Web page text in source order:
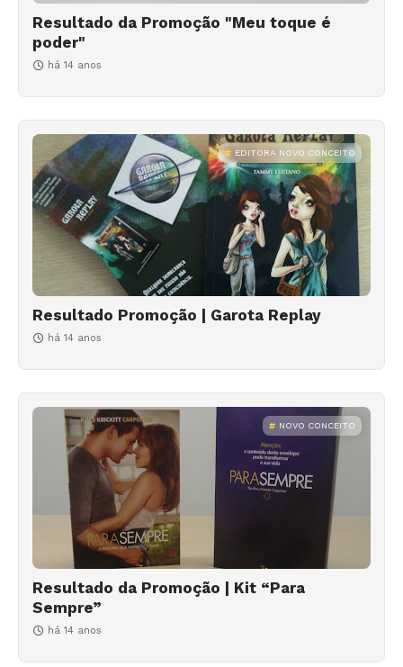
Resultado da Promoção "Meu toque é
poder"
há 14 anos
EDITORA NOVO CONCEITO
Resultado Promoção | Garota Replay
há 14 anos
NOVO CONCEITO
Resultado da Promoção | Kit “Para
Sempre”
há 14 anos